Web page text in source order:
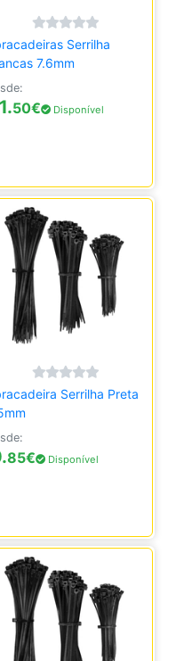
Serrilha
7.6mm
50€ Disponível
Serrilha Preta
85€ Disponível